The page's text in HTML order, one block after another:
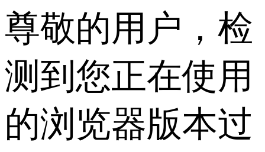
尊敬的用户，检
测到您正在使用
的浏览器版本过